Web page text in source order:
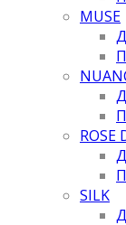
MUSE
ROSE
SILK